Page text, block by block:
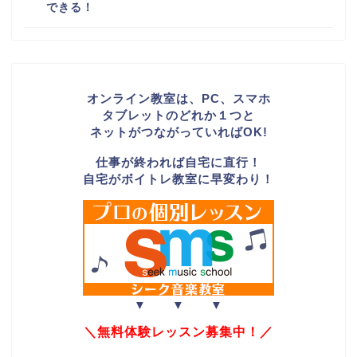
できる！
オンライン教室は、PC、スマホ
タブレットのどれか１つと
ネットがつながっていればOK!
仕事が終われば自宅に直行！
自宅がボイトレ教室に早変わり！
▼ ▼ ▼
＼無料体験レッスン募集中！／